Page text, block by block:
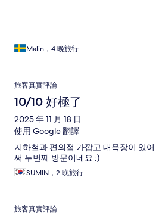
Malin，4 晚旅行
旅客真實評論
10/10 好極了
2025 年 11 月 18 日
使用 Google 翻譯
지하철과 편의점 가깝고 대욕장이 있
써 두번째 방문이네요 :)
SUMIN，2 晚旅行
旅客真實評論